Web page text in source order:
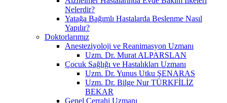
Nelerdir?
Yatağa Bağımlı Hastalarda Beslenme Nasıl
Yapılır?
Doktorlarımız
Anesteziyoloji ve Reanimasyon Uzmanı
Uzm. Dr. Murat ALPARSLAN
Çocuk Sağlığı ve Hastalıkları Uzmanı
Uzm. Dr. Yunus Utku ŞENARAS
Uzm. Dr. Bilge Nur TÜRKFİLİZ
BEKAR
Genel Cerrahi Uzmanı